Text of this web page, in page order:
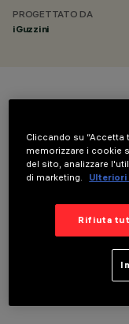
PROGETTATO DA
iGuzzini
Cliccando su “Accetta
memorizzare i cookie
del sito, analizzare
di marketing.
Ulteriori
Rifiuta